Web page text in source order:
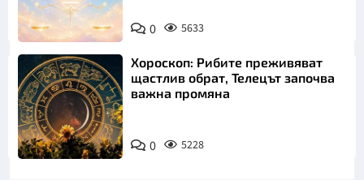
0 5633
Хороскоп: Рибите преживяват
щастлив обрат, Телецът започва
важна промяна
0 5228